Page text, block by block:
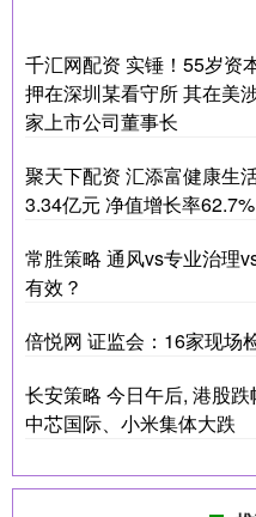
千汇网配资 实锤！55岁资
押在深圳某看守所 其在美
家上市公司董事长
聚天下配资 汇添富健康生
3.34亿元 净值增长率62.7%
常胜策略 通风vs专业治理
有效？
倍悦网 证监会：16家现场
长安策略 今日午后, 港股跌
中芯国际、小米集体大跌